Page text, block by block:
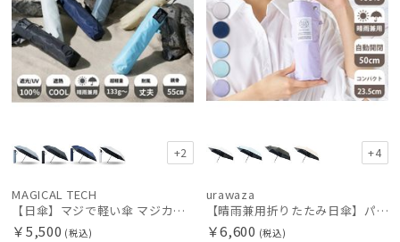
+2
MAGICAL TECH
【日傘】マジで軽い傘 マジカルテックプロテクション（MAGICAL TECH PROTECTION）Tough W rib55cm 耐風 軽量 遮光100
￥5,500 (税込)
+4
urawaza
【晴雨兼用折りたたみ日傘】パッとさして、サッとしまえる傘コワザ(kowaza) プレーン 50 遮光100% UV100% 自動開閉傘 ワンタッチ
￥6,600 (税込)